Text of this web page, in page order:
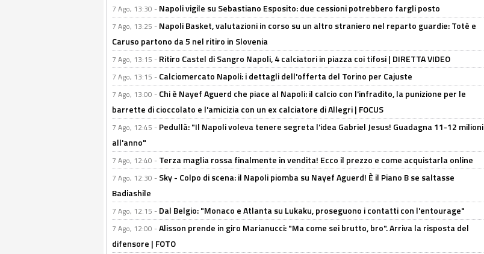
7 Ago, 13:30 - Napoli vigile su Sebastiano Esposito: due cessioni potrebbero fargli posto
7 Ago, 13:25 - Napoli Basket, valutazioni in corso su un altro straniero nel reparto guardie: Totè e
Caruso partono da 5 nel ritiro in Slovenia
7 Ago, 13:15 - Ritiro Castel di Sangro Napoli, 4 calciatori in piazza coi tifosi | DIRETTA VIDEO
7 Ago, 13:15 - Calciomercato Napoli: i dettagli dell'offerta del Torino per Cajuste
7 Ago, 13:00 - Chi è Nayef Aguerd che piace al Napoli: il calcio con l'infradito, la punizione per le
barrette di cioccolato e l'amicizia con un ex calciatore di Allegri | FOCUS
7 Ago, 12:45 - Pedullà: "Il Napoli voleva tenere segreta l'idea Gabriel Jesus! Guadagna 11-12 milioni
all'anno"
7 Ago, 12:40 - Terza maglia rossa finalmente in vendita! Ecco il prezzo e come acquistarla online
7 Ago, 12:30 - Sky - Colpo di scena: il Napoli piomba su Nayef Aguerd! È il Piano B se saltasse
Badiashile
7 Ago, 12:15 - Dal Belgio: "Monaco e Atlanta su Lukaku, proseguono i contatti con l'entourage"
7 Ago, 12:00 -Alisson prende in giro Marianucci: "Ma come sei brutto, bro". Arriva la risposta del
difensore | FOTO